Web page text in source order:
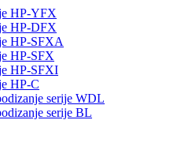
HP-YFX
HP-DFX
HP-SFXA
HP-SFX
HP-SFXI
HP-C
serije WDL
serije BL